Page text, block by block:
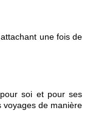
une fois de
soi et pour ses
voyages de manière